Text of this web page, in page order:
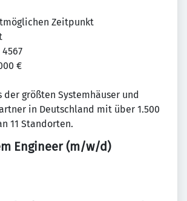
Zeitpunkt
€
der größten Systemhäuser und
in Deutschland mit über 1.500
11 Standorten.
Engineer (m/w/d)